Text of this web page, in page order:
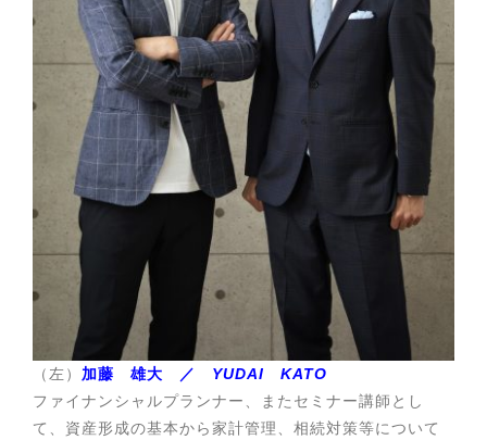
（左） 加藤 雄大 ／ YUDAI KATO
ファイナンシャルプランナー、またセミナー講師とし
て、資産形成の基本から家計管理、相続対策等について